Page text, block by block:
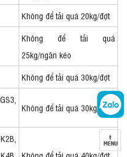
Không để tải quá 20kg/đợt
Không để tải quá
25kg/ngăn kéo
Không để tải quá 30kg/đợt
Không để tải quá 30kg/đợt